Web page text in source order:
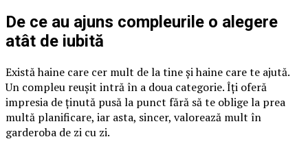
De ce au ajuns compleurile o alegere
atât de iubită
Există haine care cer mult de la tine și haine care te ajută.
Un compleu reușit intră în a doua categorie. Îți oferă
impresia de ținută pusă la punct fără să te oblige la prea
multă planificare, iar asta, sincer, valorează mult în
garderoba de zi cu zi.